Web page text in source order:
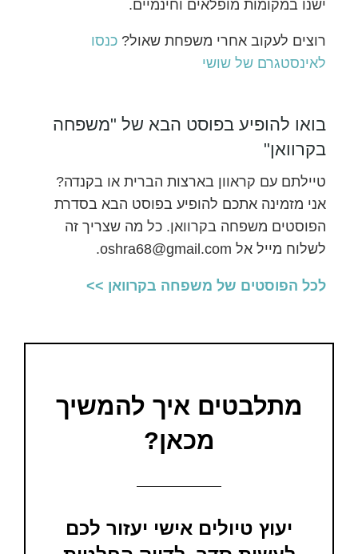
ישנו במקומות מופלאים וחינמיים.
רוצים לעקוב אחרי משפחת שאול? כנסו
לאינסטגרם של שושי
בואו להופיע בפוסט הבא של "משפחה
בקרוואן"
טיילתם עם קראוון בארצות הברית או בקנדה?
אני מזמינה אתכם להופיע בפוסט הבא בסדרת
הפוסטים משפחה בקרוואן. כל מה שצריך זה
לשלוח מייל אל oshra68@gmail.com
.
לכל הפוסטים של משפחה בקרוואן >>
מתלבטים איך להמשיך
מכאן?
יעוץ טיולים אישי יעזור לכם